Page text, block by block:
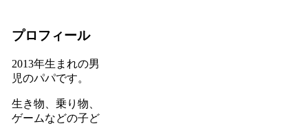
プロフィール
2013年生まれの男
児のパパです。
生き物、乗り物、
ゲームなどの子ど